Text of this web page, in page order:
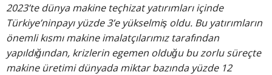
2023’te dünya makine teçhizat yatırımları içinde
Türkiye’ninpayı yüzde 3’e yükselmiş oldu. Bu yatırımların
önemli kısmı makine imalatçılarımız tarafından
yapıldığından, krizlerin egemen olduğu bu zorlu süreçte
makine üretimi dünyada miktar bazında yüzde 12